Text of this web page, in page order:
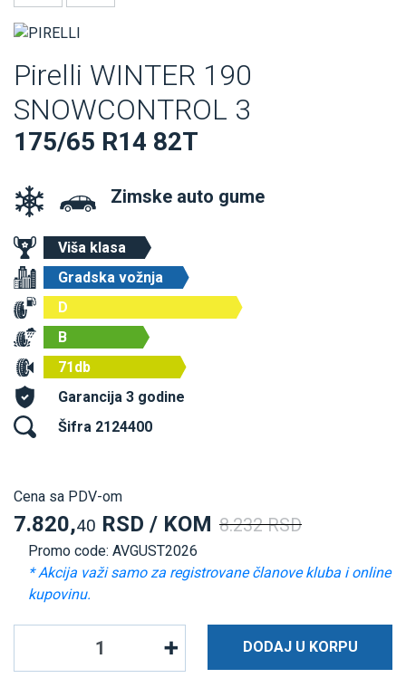
Pirelli WINTER 190
SNOWCONTROL 3
175/65 R14 82T
Zimske auto gume
Viša klasa
Gradska vožnja
D
B
71db
Garancija 3 godine
Šifra 2124400
Cena sa PDV-om
7.820,40 RSD / KOM 8.232 RSD
Promo code: AVGUST2026
* Akcija važi samo za registrovane članove kluba i online
kupovinu.
DODAJ U KORPU